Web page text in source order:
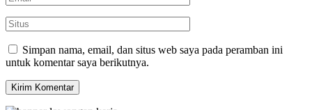
Simpan nama, email, dan situs web saya pada peramban ini
untuk komentar saya berikutnya.